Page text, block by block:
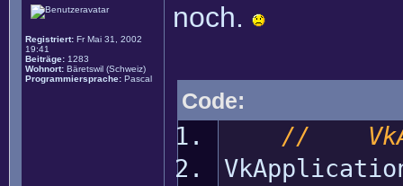
Registriert: Fr Mai 31, 2002
19:41
Beiträge: 1283
Wohnort: Bäretswil (Schweiz)
Programmiersprache: Pascal
noch.
Code:
//